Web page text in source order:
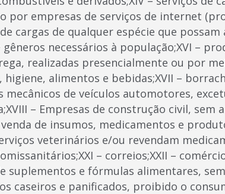
por empresas de serviços de internet
cargas de qualquer espécie que
necessários à população;XVI –
realizadas presencialmente ou por
alimentos e bebidas;XVII –
mecânicos de veículos automotores,
– Empresas de construção civil, sem
de insumos, medicamentos e
veterinários e/ou revendam
– correios;XXII –
suplementos e fórmulas alimentares,
caseiros e panificados, proibido o